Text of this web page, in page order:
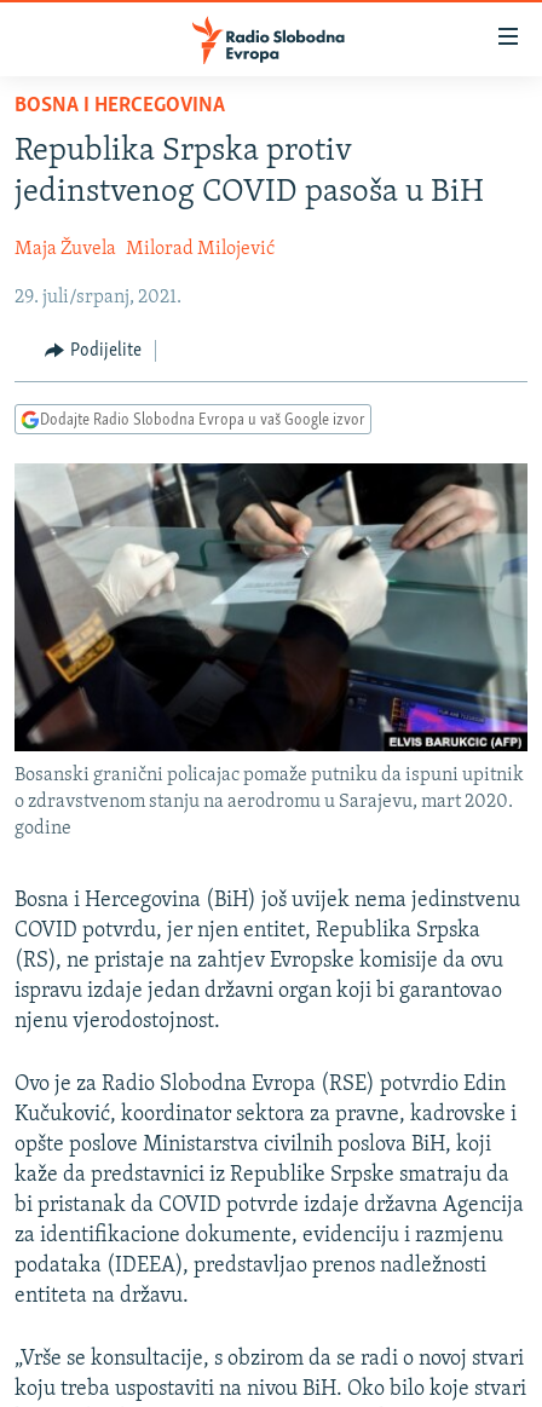
Pređite
glavni
sadržaj
Pređite
na
navigaciju
Pređite
pretragu
VIJESTI
BOSNA I HERCEGOVINA
KOSOVO
CRNA GORA
VIZUELNO
FOTOGALERIJE
INFOGRAFIKE
PODCASTI
RAT U UKRAJINI
KINA NA BALKANU
RSE PRIČE IZ SVIJETA
ISPRIČAJ MI
DNEVNO@RSE
SPECIJALI RSE
VIŠE OD NASLOVA
GENOCID U SREBRENICI
POPLAVE I KLIZIŠTA U BIH 2024.
TV LIBERTY
TRI DECENIJE OD RATA U BIH
SVE KARTE DEJTONA
PRATITE NAS
Sve RFE/RL stranice
BOSNA I HERCEGOVINA
Republika Srpska protiv
jedinstvenog COVID pasoša u BiH
Maja Žuvela Milorad Milojević
29. juli/srpanj, 2021.
Podijelite
Dodajte Radio Slobodna Evropa u vaš Google izvor
Bosanski granični policajac pomaže putniku da ispuni upitnik
o zdravstvenom stanju na aerodromu u Sarajevu, mart 2020.
godine
Bosna i Hercegovina (BiH) još uvijek nema jedinstvenu
COVID potvrdu, jer njen entitet, Republika Srpska
(RS), ne pristaje na zahtjev Evropske komisije da ovu
ispravu izdaje jedan državni organ koji bi garantovao
njenu vjerodostojnost.
Ovo je za Radio Slobodna Evropa (RSE) potvrdio Edin
Kučuković, koordinator sektora za pravne, kadrovske i
opšte poslove Ministarstva civilnih poslova BiH, koji
kaže da predstavnici iz Republike Srpske smatraju da
bi pristanak da COVID potvrde izdaje državna Agencija
za identifikacione dokumente, evidenciju i razmjenu
podataka (IDEEA), predstavljao prenos nadležnosti
entiteta na državu.
„Vrše se konsultacije, s obzirom da se radi o novoj stvari
koju treba uspostaviti na nivou BiH. Oko bilo koje stvari